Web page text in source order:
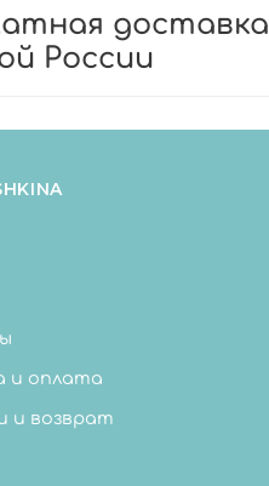
доставка
России
и оплата
и возврат